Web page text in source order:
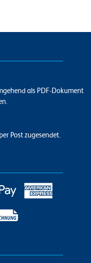
als PDF-Dokument
Post zugesendet.